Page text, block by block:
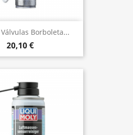
Borboleta...
20,10 €